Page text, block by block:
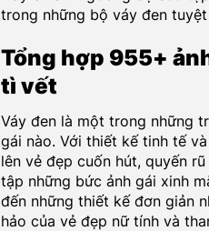
trong những bộ váy đen
Tổng hợp 955+
tì vết
Váy đen là một trong những
gái nào. Với thiết kế tinh tế
lên vẻ đẹp cuốn hút, quyến
tập những bức ảnh gái xinh
đến những thiết kế đơn giản
hảo của vẻ đẹp nữ tính và